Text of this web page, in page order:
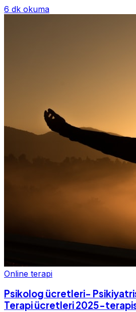
6 dk okuma
Online terapi
Psikolog ücretleri-
Terapi ücretleri 2025-